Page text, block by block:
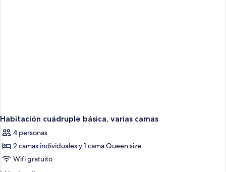
Habitación cuádruple básica, varias camas
4 personas
2 camas individuales y 1 cama Queen size
Wifi gratuito